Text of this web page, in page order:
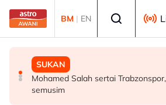
Skip to main content
BM | EN
SUKAN
Mohamed Salah sertai
semusim
MALAYSIA
Berita tempatan pilihan sepanjang
MALAYSIA
Teknologi "5G Advanced" buka
transformasi pelbagai sektor - Fahmi